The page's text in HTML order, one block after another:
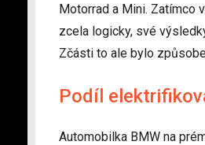
Motorrad a Mini. Zatímco
zcela logicky, své
Zčásti to ale bylo
Podíl
Automobilka BMW na